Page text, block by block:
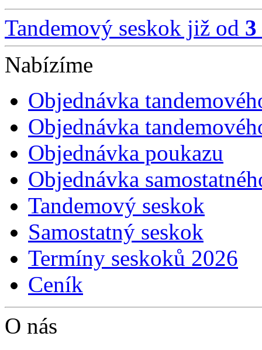
Tandemový seskok již od
Nabízíme
Objednávka
Objednávka
Objednávka poukazu
Objednávka
Tandemový seskok
Samostatný seskok
Termíny seskoků 2026
Ceník
O nás